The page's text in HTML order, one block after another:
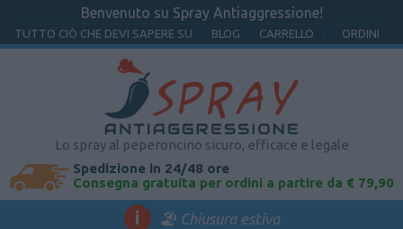
Benvenuto su Spray Antiaggressione!
TUTTO CIÒ CHE DEVI SAPERE SU BLOG CARRELLO ORDINI
Lo spray al peperoncino sicuro, efficace e legale
Spedizione in 24/48 ore
Consegna gratuita per ordini a partire da € 79,90
i
🏖️ Chiusura estiva